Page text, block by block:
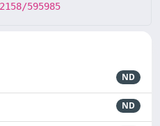
595985
ND
ND